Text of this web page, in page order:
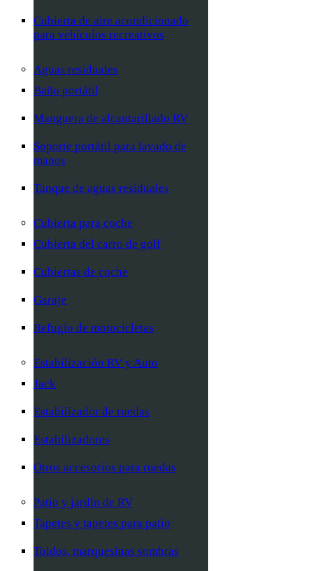
Cubierta de aire acondicionado
para vehículos recreativos
Aguas residuales
Baño portátil
Manguera de alcantarillado RV
Soporte portátil para lavado de
manos
Tanque de aguas residuales
Cubierta para coche
Cubierta del carro de golf
Cubiertas de coche
Garaje
Refugio de motocicletas
Estabilización RV y Auto
Jack
Estabilizador de ruedas
Estabilizadores
Otros accesorios para ruedas
Patio y jardín de RV
Tapetes y tapetes para patio
Toldos, marquesinas sombras